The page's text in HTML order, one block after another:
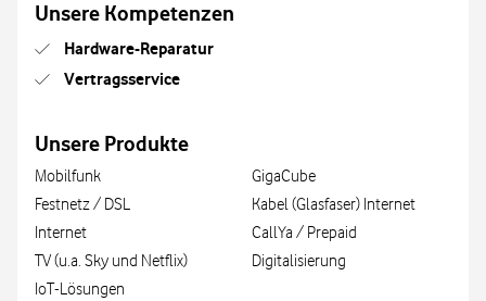
Unsere Kompetenzen
Hardware-Reparatur
Vertragsservice
Unsere Produkte
Mobilfunk
Festnetz / DSL
Internet
TV (u.a. Sky und Netflix)
IoT-Lösungen
GigaCube
Kabel (Glasfaser) Internet
CallYa / Prepaid
Digitalisierung